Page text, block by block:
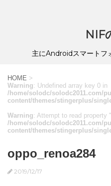
NIF
主にAndroidスマートフ
HOME >
Warning: Undefined array key 0 in
/home/solodc/solodc2011.com/
content/themes/stingerplus/
Warning: Attempt to read property
/home/solodc/solodc2011.com/
content/themes/stingerplus/
oppo_renoa284
2019/12/17